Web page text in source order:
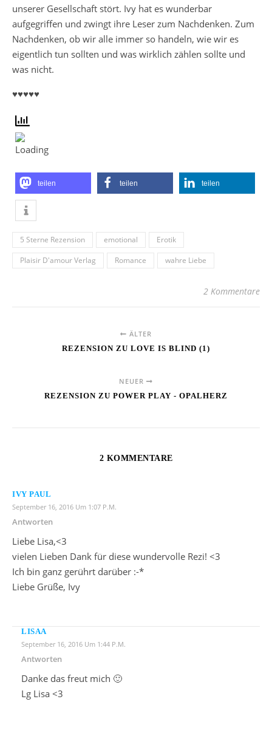
unserer Gesellschaft stört. Ivy hat es wunderbar
aufgegriffen und zwingt ihre Leser zum Nachdenken. Zum
Nachdenken, ob wir alle immer so handeln, wie wir es
eigentlich tun sollten und was wirklich zählen sollte und
was nicht.
♥♥♥♥♥
teilen teilen teilen
5 Sterne Rezension emotional
Erotik
Plaisir D'amour Verlag
Romance wahre Liebe
2 Kommentare
ÄLTER
REZENSION ZU LOVE IS BLIND (1)
NEUER
REZENSION ZU POWER PLAY - OPALHERZ
2 KOMMENTARE
IVY PAUL
September 16, 2016 Um 1:07 P.m.
Antworten
Liebe Lisa,<3
vielen Lieben Dank für diese wundervolle Rezi! <3
Ich bin ganz gerührt darüber :-*
Liebe Grüße, Ivy
LISAA
September 16, 2016 Um 1:44 P.m.
Antworten
Danke das freut mich 🙂
Lg Lisa <3